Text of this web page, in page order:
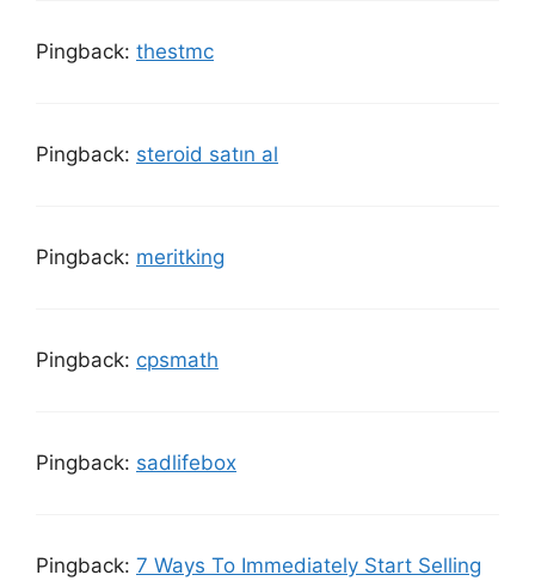
Pingback: thestmc
Pingback: steroid satın al
Pingback: meritking
Pingback: cpsmath
Pingback: sadlifebox
Pingback: 7 Ways To Immediately Start Selling